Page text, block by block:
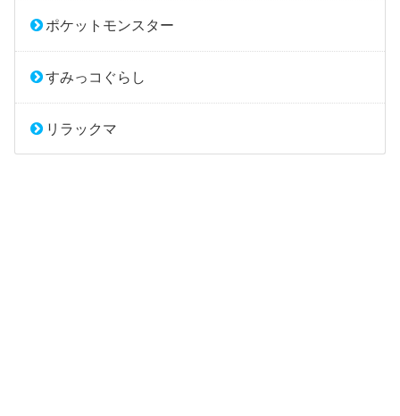
ポケットモンスター
すみっコぐらし
リラックマ